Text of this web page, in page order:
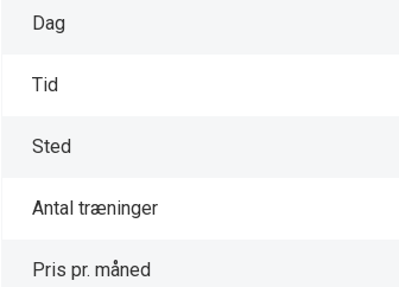
Dag
Tid
Sted
Antal træninger
Pris pr. måned